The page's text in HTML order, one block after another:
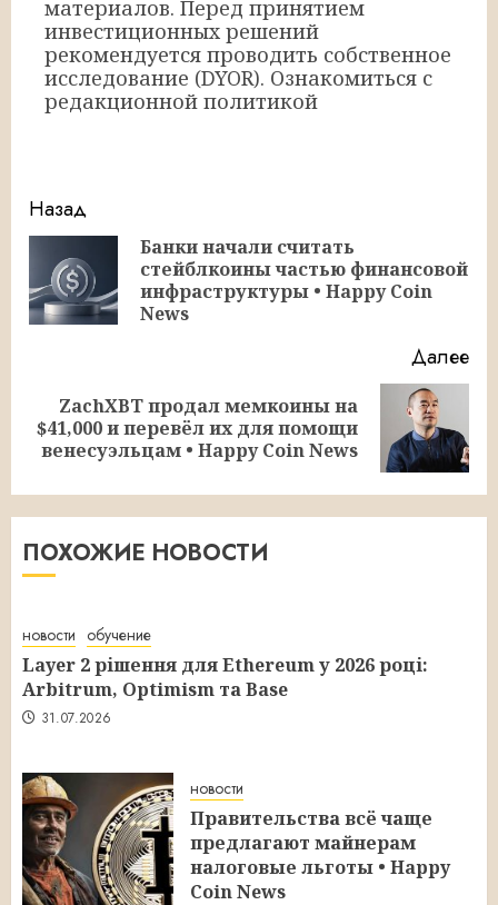
материалов. Перед принятием
инвестиционных решений
рекомендуется проводить собственное
исследование (DYOR). Ознакомиться с
редакционной политикой
Продолжить
чтение
Назад
Банки начали считать
стейблкоины частью финансовой
инфраструктуры • Happy Coin
News
Далее
Следующая
запись:
ZachXBT продал мемкоины на
$41,000 и перевёл их для помощи
венесуэльцам • Happy Coin News
ПОХОЖИЕ НОВОСТИ
новости обучение
Layer 2 рішення для Ethereum у 2026 році:
Arbitrum, Optimism та Base
31.07.2026
новости
Правительства всё чаще
предлагают майнерам
налоговые льготы • Happy
Coin News